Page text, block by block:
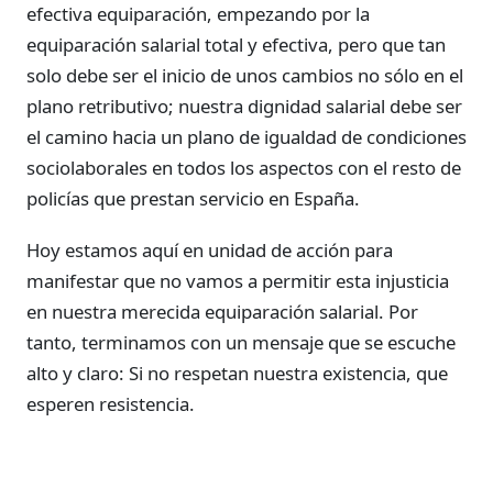
efectiva equiparación, empezando por la
equiparación salarial total y efectiva, pero que tan
solo debe ser el inicio de unos cambios no sólo en el
plano retributivo; nuestra dignidad salarial debe ser
el camino hacia un plano de igualdad de condiciones
sociolaborales en todos los aspectos con el resto de
policías que prestan servicio en España.
Hoy estamos aquí en unidad de acción para
manifestar que no vamos a permitir esta injusticia
en nuestra merecida equiparación salarial. Por
tanto, terminamos con un mensaje que se escuche
alto y claro: Si no respetan nuestra existencia, que
esperen resistencia.